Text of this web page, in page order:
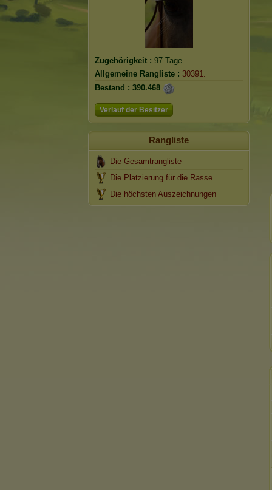
Zugehörigkeit : 97 Tage
Allgemeine Rangliste : 30391.
Bestand : 390.468
Verlauf der Besitzer
Rangliste
Die Gesamtrangliste
Die Platzierung für die Rasse
Die höchsten Auszeichnungen